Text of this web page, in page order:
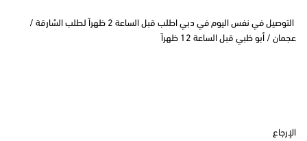
التوصيل في نفس اليوم في دبي اطلب قبل الساعة 2 ظهراً لطلب الشارقة /
عجمان / أبو ظبي قبل الساعة 12 ظهراً
الإرجاع